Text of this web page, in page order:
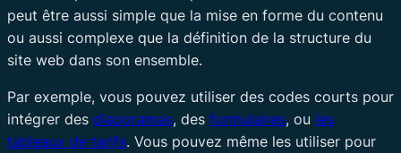
peut être aussi simple que la mise en forme du contenu
ou aussi complexe que la définition de la structure du
site web dans son ensemble.
Par exemple, vous pouvez utiliser des codes courts pour
intégrer des diaporamas, des formulaires, ou les
tableaux de tarifs. Vous pouvez même les utiliser pour